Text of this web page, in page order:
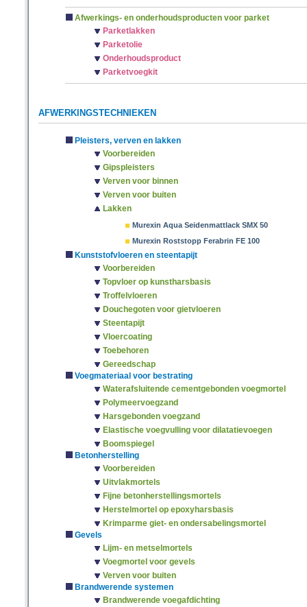
Afwerkings- en onderhoudsproducten voor parket
Parketlakken
Parketolie
Onderhoudsproduct
Parketvoegkit
AFWERKINGSTECHNIEKEN
Pleisters, verven en lakken
Voorbereiden
Gipspleisters
Verven voor binnen
Verven voor buiten
Lakken
Murexin Aqua Seidenmattlack SMX 50
Murexin Roststopp Ferabrin FE 100
Kunststofvloeren en steentapijt
Voorbereiden
Topvloer op kunstharsbasis
Troffelvloeren
Douchegoten voor gietvloeren
Steentapijt
Vloercoating
Toebehoren
Gereedschap
Voegmateriaal voor bestrating
Waterafsluitende cementgebonden voegmortel
Polymeervoegzand
Harsgebonden voegzand
Elastische voegvulling voor dilatatievoegen
Boomspiegel
Betonherstelling
Voorbereiden
Uitvlakmortels
Fijne betonherstellingsmortels
Herstelmortel op epoxyharsbasis
Krimparme giet- en ondersabelingsmortel
Gevels
Lijm- en metselmortels
Voegmortel voor gevels
Verven voor buiten
Brandwerende systemen
Brandwerende voegafdichting